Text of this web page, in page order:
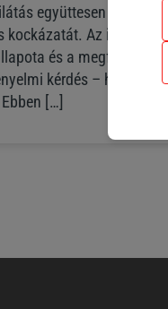
együttesen
Az ilyen
és a megfelelő
kérdés – hanem a
[…]